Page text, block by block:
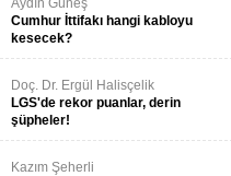
Aydın Güneş
Cumhur İttifakı hangi kabloyu
kesecek?
Doç. Dr. Ergül Halisçelik
LGS'de rekor puanlar, derin
şüpheler!
Kazım Şeherli